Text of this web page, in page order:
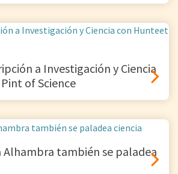
a Investigación y Ciencia
of Science
Alhambra también se paladea